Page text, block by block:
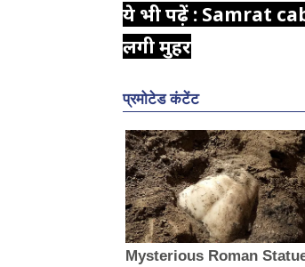
ये भी पढ़ें : Samrat
लगी मुहर